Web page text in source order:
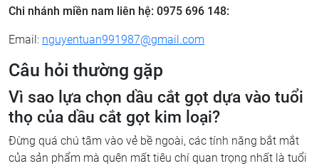
Chi nhánh miền nam liên hệ: 0975 696 148:
Email: nguyentuan991987@gmail.com
Câu hỏi thường gặp
Vì sao lựa chọn dầu cắt gọt dựa vào tuổi
thọ của dầu cắt gọt kim loại?
Đừng quá chú tâm vào vẻ bề ngoài, các tính năng bắt mắt
của sản phẩm mà quên mất tiêu chí quan trọng nhất là tuổi